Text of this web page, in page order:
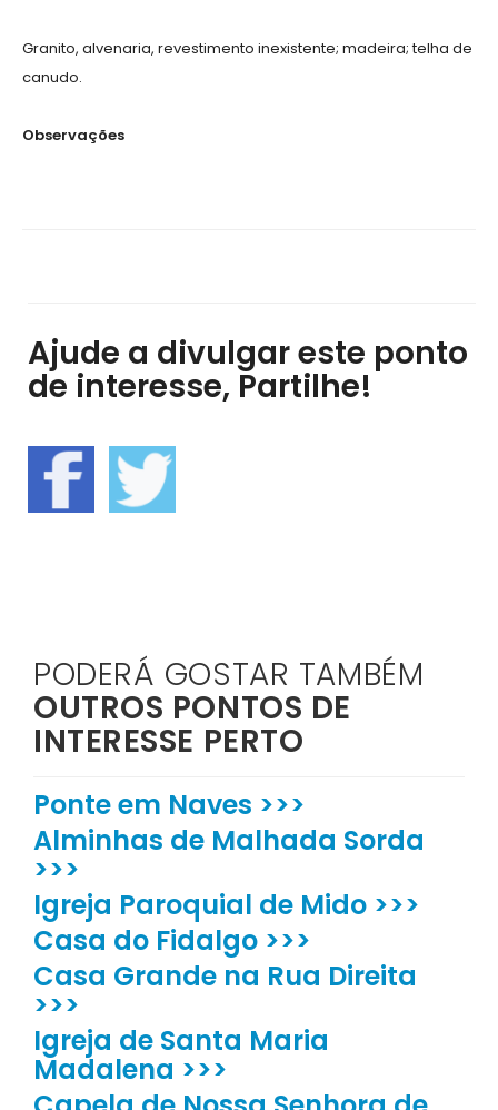
Granito, alvenaria, revestimento inexistente; madeira; telha de
canudo.
Observações
Ajude a divulgar este ponto
de interesse, Partilhe!
PODERÁ GOSTAR TAMBÉM
OUTROS PONTOS DE
INTERESSE PERTO
Ponte em Naves >>>
Alminhas de Malhada Sorda
>>>
Igreja Paroquial de Mido >>>
Casa do Fidalgo >>>
Casa Grande na Rua Direita
>>>
Igreja de Santa Maria
Madalena >>>